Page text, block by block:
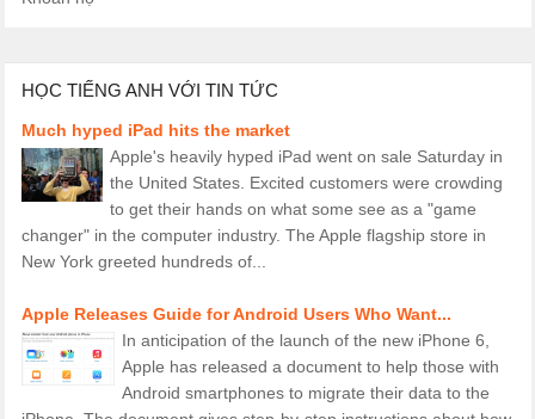
HỌC TIẾNG ANH VỚI TIN TỨC
Much hyped iPad hits the market
Apple's heavily hyped iPad went on sale Saturday in
the United States. Excited customers were crowding
to get their hands on what some see as a "game
changer" in the computer industry. The Apple flagship store in
New York greeted hundreds of...
Apple Releases Guide for Android Users Who Want...
In anticipation of the launch of the new iPhone 6,
Apple has released a document to help those with
Android smartphones to migrate their data to the